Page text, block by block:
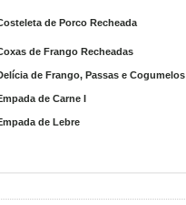
de Porco Recheada
de Frango Recheadas
de Frango, Passas e Cogumelos
de Carne I
de Lebre